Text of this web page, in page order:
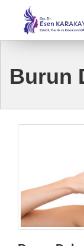
Burun